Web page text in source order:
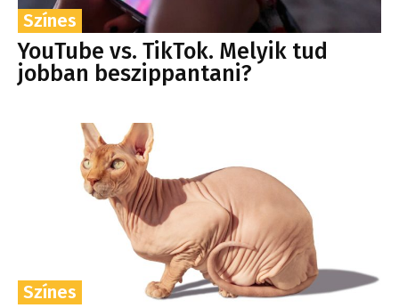
Színes
YouTube vs. TikTok. Melyik tud
jobban beszippantani?
Színes